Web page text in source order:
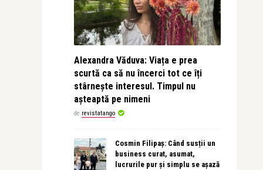
Alexandra Văduva: Viața e prea
scurtă ca să nu încerci tot ce îți
stârnește interesul. Timpul nu
așteaptă pe nimeni
de revistatango
Cosmin Filipaș: Când susții un
business curat, asumat,
lucrurile pur și simplu se așază